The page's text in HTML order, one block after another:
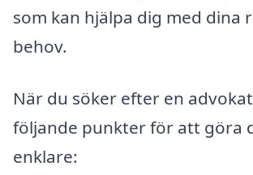
som kan hjälpa dig med dina
behov.
När du söker efter en
följande punkter för att göra
enklare: